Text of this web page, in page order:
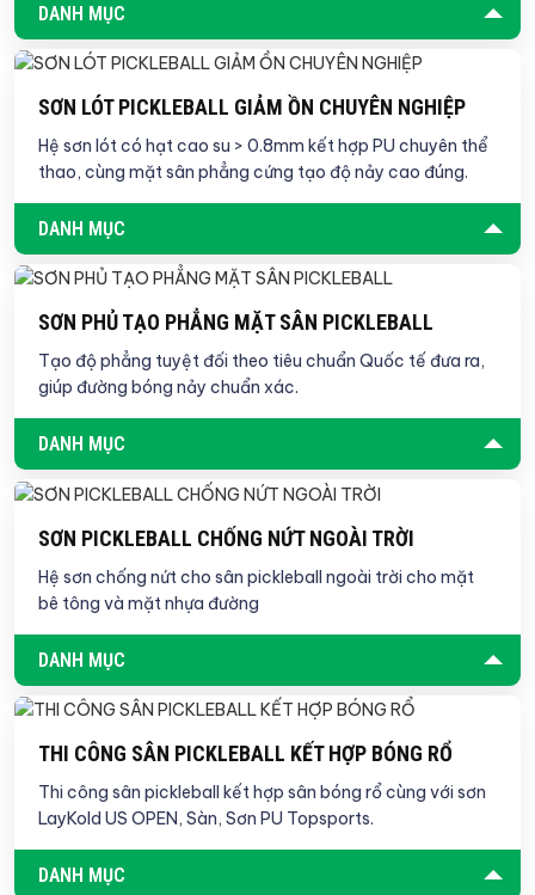
DANH MỤC
SƠN LÓT PICKLEBALL GIẢM ỒN CHUYÊN NGHIỆP
Hệ sơn lót có hạt cao su > 0.8mm kết hợp PU chuyên thể
thao, cùng mặt sân phẳng cứng tạo độ nảy cao đúng.
DANH MỤC
SƠN PHỦ TẠO PHẲNG MẶT SÂN PICKLEBALL
Tạo độ phẳng tuyệt đối theo tiêu chuẩn Quốc tế đưa ra,
giúp đường bóng nảy chuẩn xác.
DANH MỤC
SƠN PICKLEBALL CHỐNG NỨT NGOÀI TRỜI
Hệ sơn chống nứt cho sân pickleball ngoài trời cho mặt
bê tông và mặt nhựa đường
DANH MỤC
THI CÔNG SÂN PICKLEBALL KẾT HỢP BÓNG RỔ
Thi công sân pickleball kết hợp sân bóng rổ cùng với sơn
DANH MỤC